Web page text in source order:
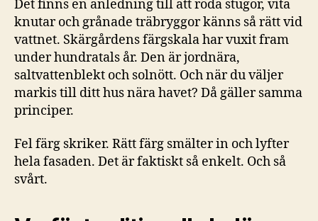
Det finns en anledning till att röda stugor, vita
knutar och grånade träbryggor känns så rätt vid
vattnet. Skärgårdens färgskala har vuxit fram
under hundratals år. Den är jordnära,
saltvattenblekt och solnött. Och när du väljer
markis till ditt hus nära havet? Då gäller samma
principer.
Fel färg skriker. Rätt färg smälter in och lyfter
hela fasaden. Det är faktiskt så enkelt. Och så
svårt.